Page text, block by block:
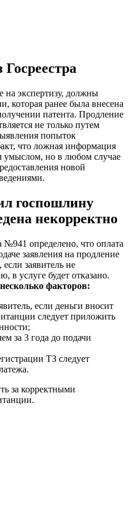
на экспертизу, должны
которая ранее была внесена
патента. Продление
не только путем
попыток
что ложная информация
умыслом, но в любом случае
новой
госпошлину
некорректно
определено, что оплата
заявления на продление
если заявитель не
услуге будет отказано.
факторов:
если деньги вносит
следует приложить
за 3 года до подачи
ТЗ следует
за корректными